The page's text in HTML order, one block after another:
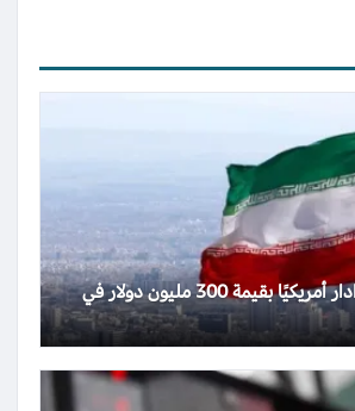
إيران تدمر نظام رادار أمريكيًا بقيمة 300 مليون دولار في